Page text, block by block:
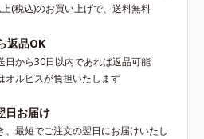
(税込)のお買い上げで、送料無料
返品OK
日から30日以内であれば返品可能
ルビスが負担いたします
日お届け
、最短でご注文の翌日にお届けいたし